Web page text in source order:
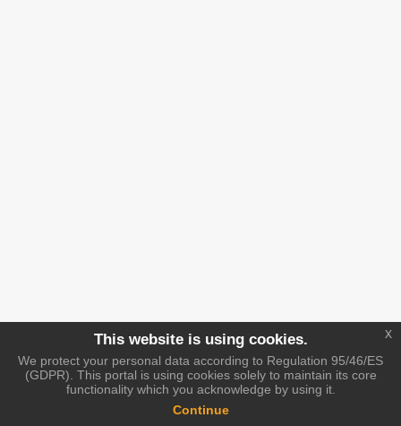
This website is using cookies.
We protect your personal data according to Regulation 95/46/ES
(GDPR). This portal is using cookies solely to maintain its core
functionality which you acknowledge by using it.
Continue
x